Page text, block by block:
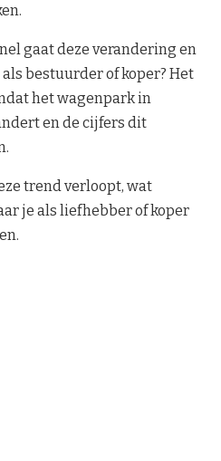
gaat deze verandering en
bestuurder of koper? Het
het wagenpark in
en de cijfers dit
trend verloopt, wat
je als liefhebber of koper